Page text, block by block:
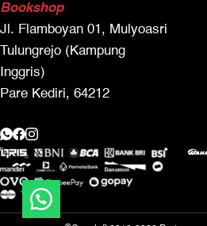
Bookshop
Jl. Flamboyan 01, Mulyoasri
Tulungrejo (Kampung
Inggris)
Pare Kediri, 64212